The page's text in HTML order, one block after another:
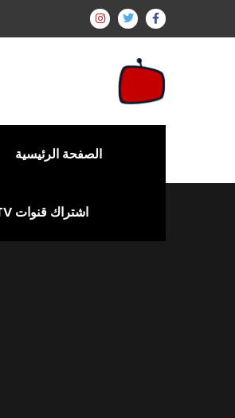
الصفحة الرئيسية
اشتراك قنوات IPTV